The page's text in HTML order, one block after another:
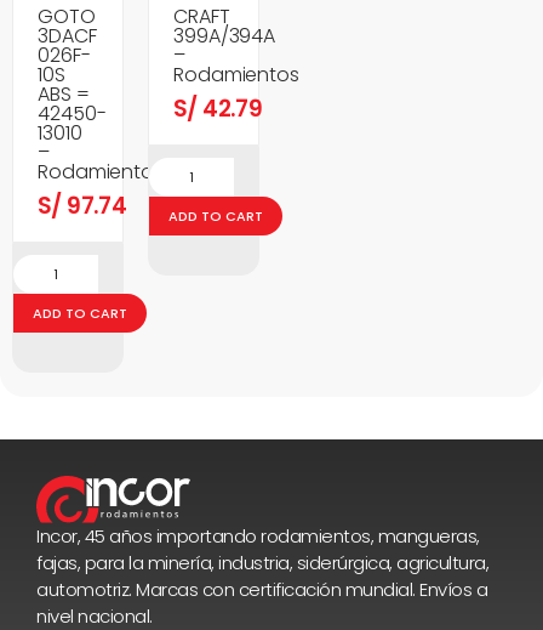
GOTO
3DACF
026F-
10S
ABS =
42450-
13010
–
Rodamientos
S/ 97.74
ADD TO CART
CRAFT
399A/394A
–
Rodamientos
S/ 42.79
ADD TO CART
Incor, 45 años importando rodamientos, mangueras,
fajas, para la minería, industria, siderúrgica, agricultura,
automotriz. Marcas con certificación mundial. Envíos a
nivel nacional.